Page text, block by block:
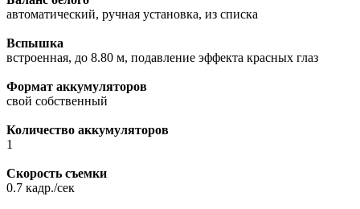
автоматический, ручная установка, из списка
Вспышка
встроенная, до 8.80 м, подавление эффекта красных глаз
Формат аккумуляторов
свой собственный
Количество аккумуляторов
1
Скорость съемки
0.7 кадр./сек